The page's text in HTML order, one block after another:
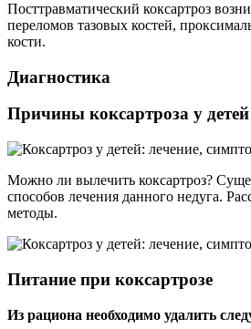
Посттравматический коксартроз
переломов тазовых костей,
кости.
Диагностика
Причины коксартроза у детей
Можно ли вылечить коксартроз?
способов лечения данного недуга.
методы.
Питание при коксартрозе
Из рациона необходимо удалить